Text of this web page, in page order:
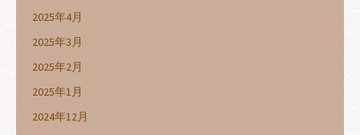
2025年4月
2025年3月
2025年2月
2025年1月
2024年12月